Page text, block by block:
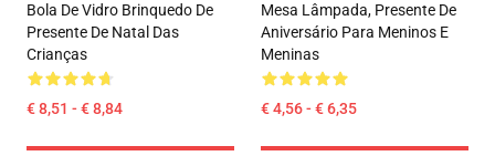
Bola De Vidro Brinquedo De
Presente De Natal Das
Crianças
€ 8,51 - € 8,84
Mesa Lâmpada, Presente De
Aniversário Para Meninos E
Meninas
€ 4,56 - € 6,35